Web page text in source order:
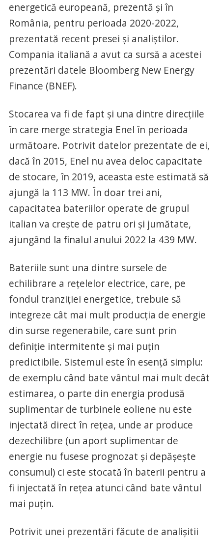
energetică europeană, prezentă și în
România, pentru perioada 2020-2022,
prezentată recent presei și analiștilor.
Compania italiană a avut ca sursă a acestei
prezentări datele Bloomberg New Energy
Finance (BNEF).
Stocarea va fi de fapt și una dintre direcțiile
în care merge strategia Enel în perioada
următoare. Potrivit datelor prezentate de ei,
dacă în 2015, Enel nu avea deloc capacitate
de stocare, în 2019, aceasta este estimată să
ajungă la 113 MW. În doar trei ani,
capacitatea bateriilor operate de grupul
italian va crește de patru ori și jumătate,
ajungând la finalul anului 2022 la 439 MW.
Bateriile sunt una dintre sursele de
echilibrare a rețelelor electrice, care, pe
fondul tranziției energetice, trebuie să
integreze cât mai mult producția de energie
din surse regenerabile, care sunt prin
definiție intermitente și mai puțin
predictibile. Sistemul este în esență simplu:
de exemplu când bate vântul mai mult decât
estimarea, o parte din energia produsă
suplimentar de turbinele eoliene nu este
injectată direct în rețea, unde ar produce
dezechilibre (un aport suplimentar de
energie nu fusese prognozat și depășește
consumul) ci este stocată în baterii pentru a
fi injectată în rețea atunci când bate vântul
mai puțin.
Potrivit unei prezentări făcute de analişitii